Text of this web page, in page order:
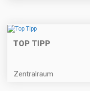
TOP TIPP
Zentralraum